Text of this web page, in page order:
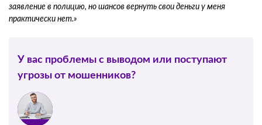
заявление в полицию, но шансов вернуть свои деньги у меня
практически нет.»
У вас проблемы с выводом или поступают
угрозы от мошенников?